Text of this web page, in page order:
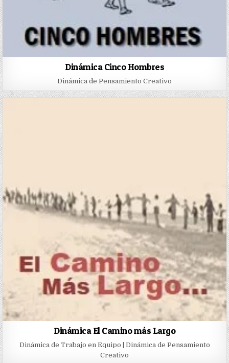
Dinámica Cinco Hombres
Dinámica de Pensamiento Creativo
Dinámica El Camino más Largo
Dinámica de Trabajo en Equipo | Dinámica de Pensamiento
Creativo